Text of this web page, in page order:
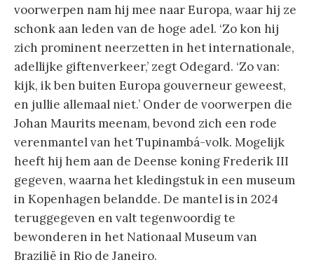
voorwerpen nam hij mee naar Europa, waar hij ze
schonk aan leden van de hoge adel. ‘Zo kon hij
zich prominent neerzetten in het internationale,
adellijke giftenverkeer,’ zegt Odegard. ‘Zo van:
kijk, ik ben buiten Europa gouverneur geweest,
en jullie allemaal niet.’ Onder de voorwerpen die
Johan Maurits meenam, bevond zich een rode
verenmantel van het Tupinambá-volk. Mogelijk
heeft hij hem aan de Deense koning Frederik III
gegeven, waarna het kledingstuk in een museum
in Kopenhagen belandde. De mantel is in 2024
teruggegeven en valt tegenwoordig te
bewonderen in het Nationaal Museum van
Brazilië in Rio de Janeiro.